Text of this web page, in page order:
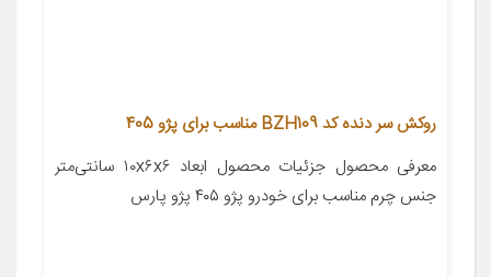
روکش سر دنده کد BZH109 مناسب برای پژو 405
معرفی محصول جزئیات محصول ابعاد ۱۰x۶x۶ سانتی‌متر
جنس چرم مناسب برای خودرو پژو ۴۰۵ پژو پارس